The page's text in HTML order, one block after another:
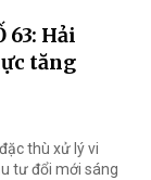
63: Hải
tăng
thù xử lý vi
tư đổi mới sáng